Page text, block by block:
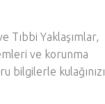
Tıbbi Yaklaşımlar,
ve korunma
bilgilerle kulağınızı